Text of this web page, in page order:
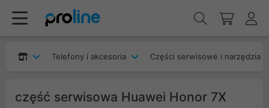
Telefony i akcesoria Części serwisowe i narzędzia
część serwisowa Huawei Honor 7X